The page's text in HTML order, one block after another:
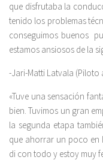
que disfrutaba la
tenido los problemas
conseguimos buenos
estamos ansiosos de la
-Jari-Matti Latvala (Piloto
«Tuve una sensación
bien. Tuvimos un gran
la segunda etapa
que ahorrar un poco en
di con todo y estoy muy